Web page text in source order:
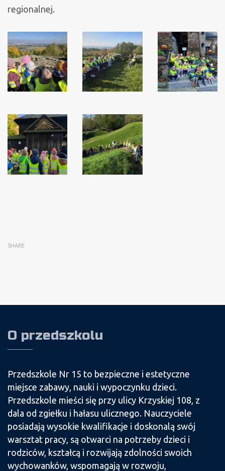
regionalnej.
SHARE
O przedszkolu
Przedszkole Nr 15 to bezpieczne i estetyczne
miejsce zabawy, nauki i wypoczynku dzieci.
Przedszkole mieści się przy ulicy Krzyskiej 108, z
dala od zgiełku i hałasu ulicznego. Nauczyciele
posiadają wysokie kwalifikacje i doskonalą swój
warsztat pracy, są otwarci na potrzeby dzieci i
rodziców, kształcą i rozwijają zdolności swoich
wychowanków, wspomagają w rozwoju,